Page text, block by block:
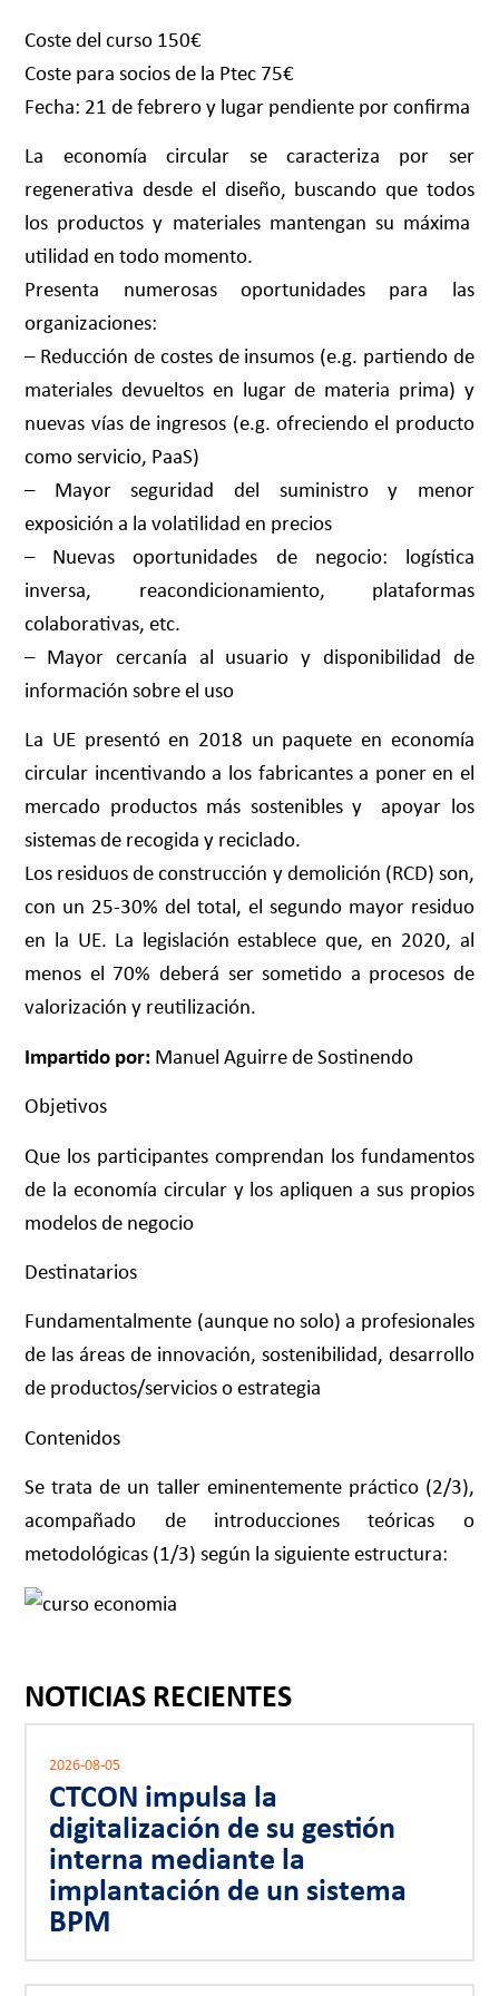
Coste del curso 150€
Coste para socios de la Ptec 75€
Fecha: 21 de febrero y lugar pendiente por confirma
La economía circular se caracteriza por ser
regenerativa desde el diseño, buscando que todos
los productos y materiales mantengan su máxima
utilidad en todo momento.
Presenta numerosas oportunidades para las
organizaciones:
– Reducción de costes de insumos (e.g. partiendo de
materiales devueltos en lugar de materia prima) y
nuevas vías de ingresos (e.g. ofreciendo el producto
como servicio, PaaS)
– Mayor seguridad del suministro y menor
exposición a la volatilidad en precios
– Nuevas oportunidades de negocio: logística
inversa, reacondicionamiento, plataformas
colaborativas, etc.
– Mayor cercanía al usuario y disponibilidad de
información sobre el uso
La UE presentó en 2018 un paquete en economía
circular incentivando a los fabricantes a poner en el
mercado productos más sostenibles y apoyar los
sistemas de recogida y reciclado.
Los residuos de construcción y demolición (RCD) son,
con un 25-30% del total, el segundo mayor residuo
en la UE. La legislación establece que, en 2020, al
menos el 70% deberá ser sometido a procesos de
valorización y reutilización.
Impartido por: Manuel Aguirre de Sostinendo
Objetivos
Que los participantes comprendan los fundamentos
de la economía circular y los apliquen a sus propios
modelos de negocio
Destinatarios
Fundamentalmente (aunque no solo) a profesionales
de las áreas de innovación, sostenibilidad, desarrollo
de productos/servicios o estrategia
Contenidos
Se trata de un taller eminentemente práctico (2/3),
acompañado de introducciones teóricas o
metodológicas (1/3) según la siguiente estructura:
NOTICIAS RECIENTES
2026-08-05
CTCON impulsa la
digitalización de su gestión
interna mediante la
implantación de un sistema
BPM